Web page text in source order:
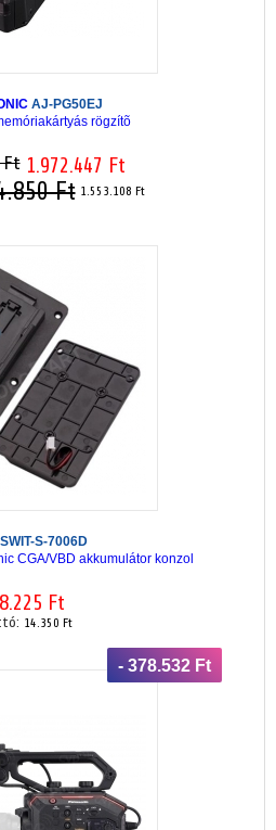
AJ-PG50EJ
rögzítõ
Ft 1.972.447 Ft
Ft 1.553.108 Ft
SWIT-S-7006D
CGA/VBD akkumulátor konzol
Ft
14.350 Ft
- 378.532 Ft